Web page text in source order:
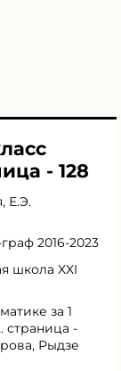
- 128
, Е.Э.
2016-2023
школа XXI
за 1
страница -
Рыдзе